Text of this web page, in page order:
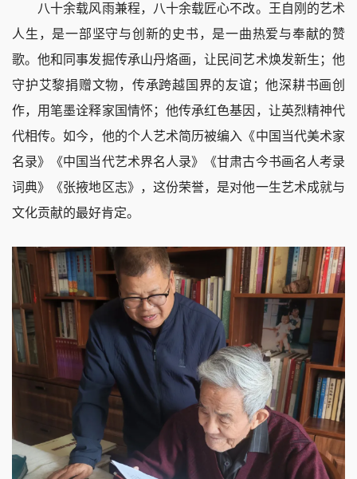
八十余载风雨兼程，八十余载匠心不改。王自刚的艺术
人生，是一部坚守与创新的史书，是一曲热爱与奉献的赞
歌。他和同事发掘传承山丹烙画，让民间艺术焕发新生；他
守护艾黎捐赠文物，传承跨越国界的友谊；他深耕书画创
作，用笔墨诠释家国情怀；他传承红色基因，让英烈精神代
代相传。如今，他的个人艺术简历被编入《中国当代美术家
名录》《中国当代艺术界名人录》《甘肃古今书画名人考录
词典》《张掖地区志》，这份荣誉，是对他一生艺术成就与
文化贡献的最好肯定。